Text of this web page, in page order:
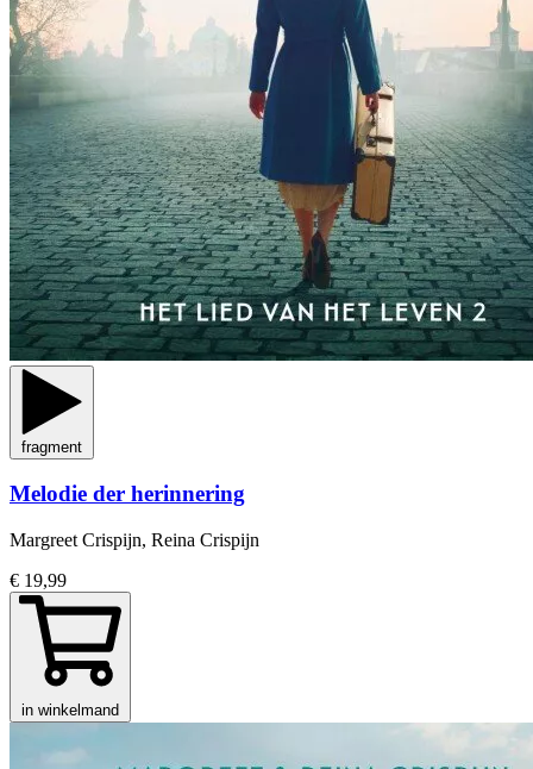
fragment
Melodie der herinnering
Margreet Crispijn, Reina Crispijn
€ 19,99
in winkelmand